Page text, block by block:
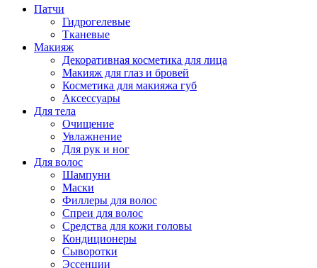
Патчи
Гидрогелевые
Тканевые
Макияж
Декоративная косметика для лица
Макияж для глаз и бровей
Косметика для макияжа губ
Аксессуары
Для тела
Очищение
Увлажнение
Для рук и ног
Для волос
Шампуни
Маски
Филлеры для волос
Спреи для волос
Средства для кожи головы
Кондиционеры
Сыворотки
Эссенции